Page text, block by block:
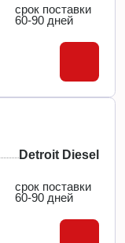
срок поставки
60-90 дней
Detroit Diesel
срок поставки
60-90 дней